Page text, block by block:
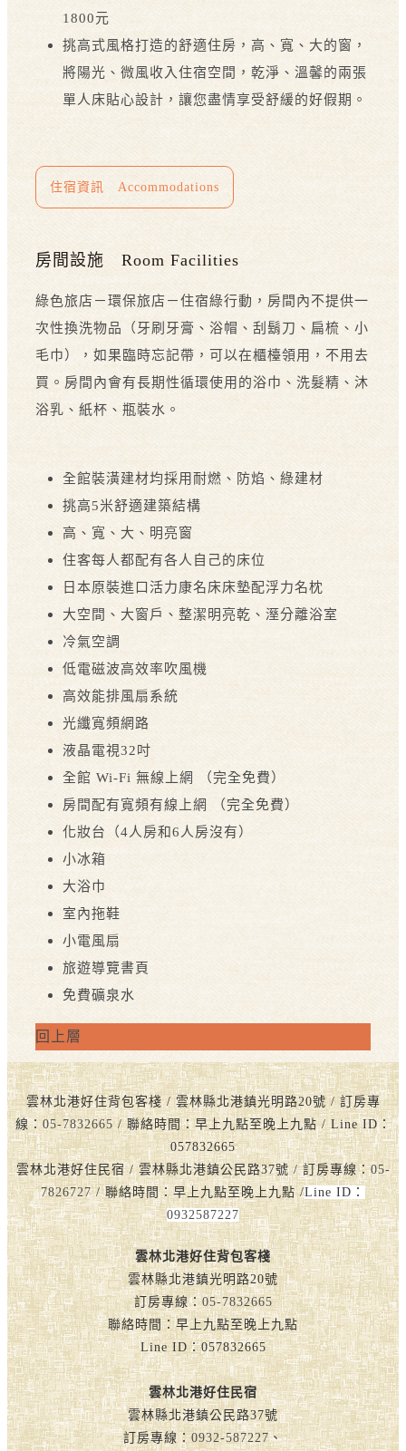
1800元
挑高式風格打造的舒適住房，高、寬、大的窗，
將陽光、微風收入住宿空間，乾淨、溫馨的兩張
單人床貼心設計，讓您盡情享受舒緩的好假期。
住宿資訊 Accommodations
房間設施 Room Facilities
綠色旅店－環保旅店－住宿綠行動，房間內不提供一
次性換洗物品（牙刷牙膏、浴帽、刮鬍刀、扁梳、小
毛巾），如果臨時忘記帶，可以在櫃檯領用，不用去
買。房間內會有長期性循環使用的浴巾、洗髮精、沐
浴乳、紙杯、瓶裝水。
全館裝潢建材均採用耐燃、防焰、綠建材
挑高5米舒適建築結構
高、寬、大、明亮窗
住客每人都配有各人自己的床位
日本原裝進口活力康名床床墊配浮力名枕
大空間、大窗戶、整潔明亮乾、溼分離浴室
冷氣空調
低電磁波高效率吹風機
高效能排風扇系統
光纖寬頻網路
液晶電視32吋
全館 Wi-Fi 無線上網 （完全免費）
房間配有寬頻有線上網 （完全免費）
化妝台（4人房和6人房沒有）
小冰箱
大浴巾
室內拖鞋
小電風扇
旅遊導覽書頁
免費礦泉水
回上層
雲林北港好住背包客棧 / 雲林縣北港鎮光明路20號 / 訂房專
線： 05-7832665/ 聯絡時間：早上九點至晚上九點 / Line ID：
057832665
雲林北港好住民宿 / 雲林縣北港鎮公民路37號 / 訂房專線：05-
7826727/ 聯絡時間：早上九點至晚上九點 /Line ID：
0932587227
雲林北港好住背包客棧
雲林縣北港鎮光明路20號
訂房專線：05-7832665
聯絡時間：早上九點至晚上九點
Line ID：057832665
雲林北港好住民宿
雲林縣北港鎮公民路37號
訂房專線：0932-587227、